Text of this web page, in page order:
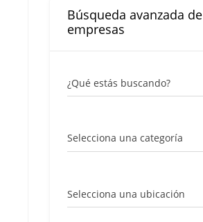
Búsqueda avanzada de
empresas
¿Qué estás buscando?
Selecciona una categoría
Selecciona una ubicación